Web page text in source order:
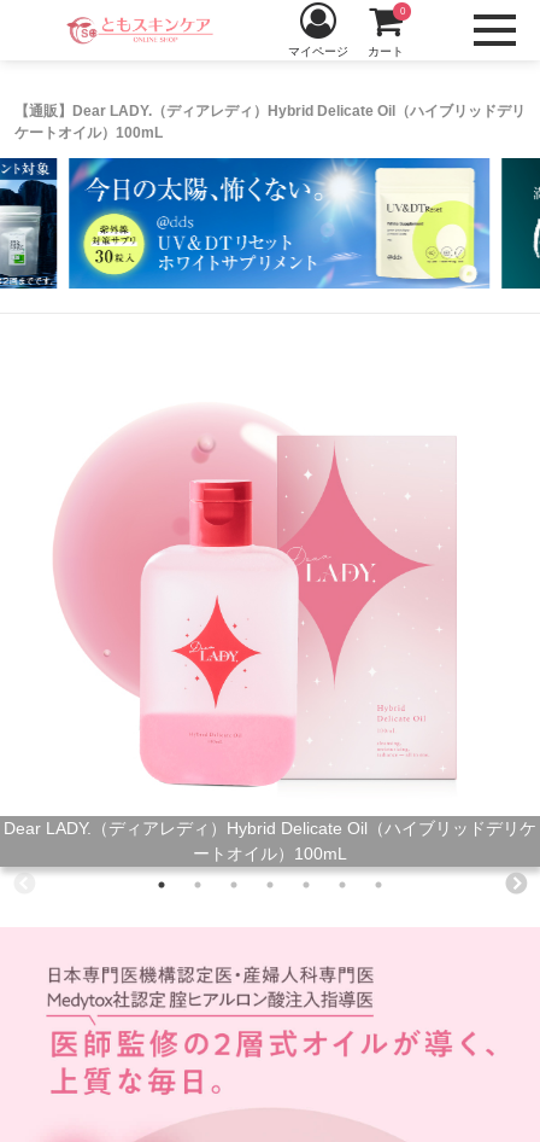
【通販】Dear LADY.（ディアレディ）Hybrid Delicate Oil（ハイブリッドデリ
ケートオイル）100mL
マイページ カート
0
Dear LADY.（ディアレディ）Hybrid Delicate Oil（ハイブリッドデリケ
ートオイル）100mL